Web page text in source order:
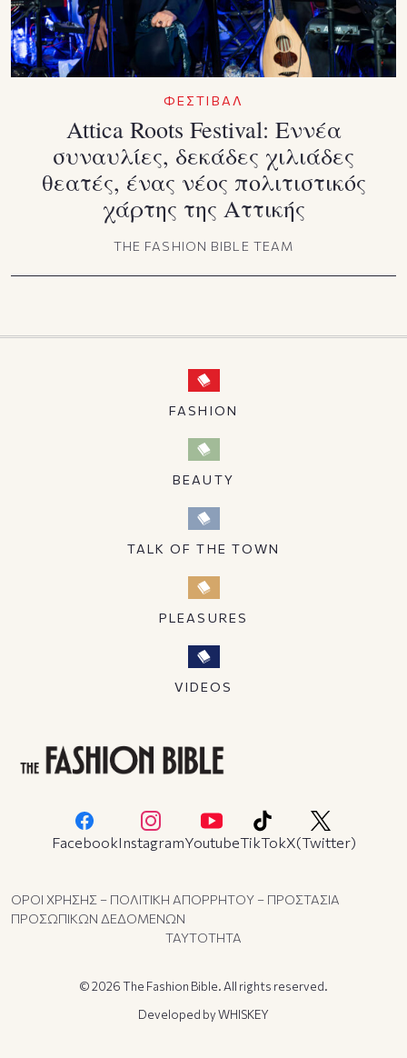
ΦΕΣΤΙΒΑΛ
Attica Roots Festival: Εννέα
συναυλίες, δεκάδες χιλιάδες
θεατές, ένας νέος πολιτιστικός
χάρτης της Αττικής
THE FASHION BIBLE TEAM
FASHION
BEAUTY
TALK OF THE TOWN
PLEASURES
VIDEOS
FacebookInstagramYoutubeTikTokX(Twitter)
ΟΡΟΙ ΧΡΗΣΗΣ – ΠΟΛΙΤΙΚΗ ΑΠΟΡΡΗΤΟΥ – ΠΡΟΣΤΑΣΙΑ
ΠΡΟΣΩΠΙΚΩΝ ΔΕΔΟΜΕΝΩΝ
ΤΑΥΤΟΤΗΤΑ
© 2026 The Fashion Bible. All rights reserved.
Developed byWHISKEY